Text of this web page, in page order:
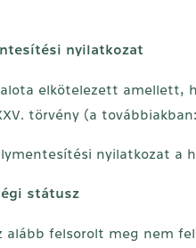
nyilatkozat
elkötelezett amellett,
törvény (a
nyilatkozat a
státusz
alább felsorolt meg nem